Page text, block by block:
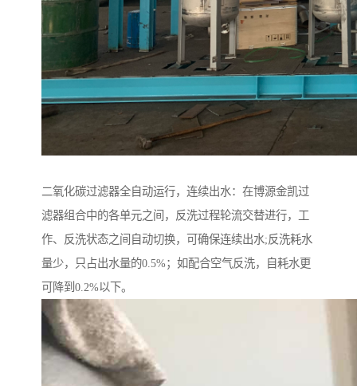
二氧化碳过滤器全自动运行，连续出水：在博源金凯过
滤器组合中的各单元之间，反洗过程轮流交替进行，工
作、反洗状态之间自动切换，可确保连续出水;反洗耗水
量少，只占出水量的0.5%；如配合空气反洗，自耗水更
可降到0.2%以下。